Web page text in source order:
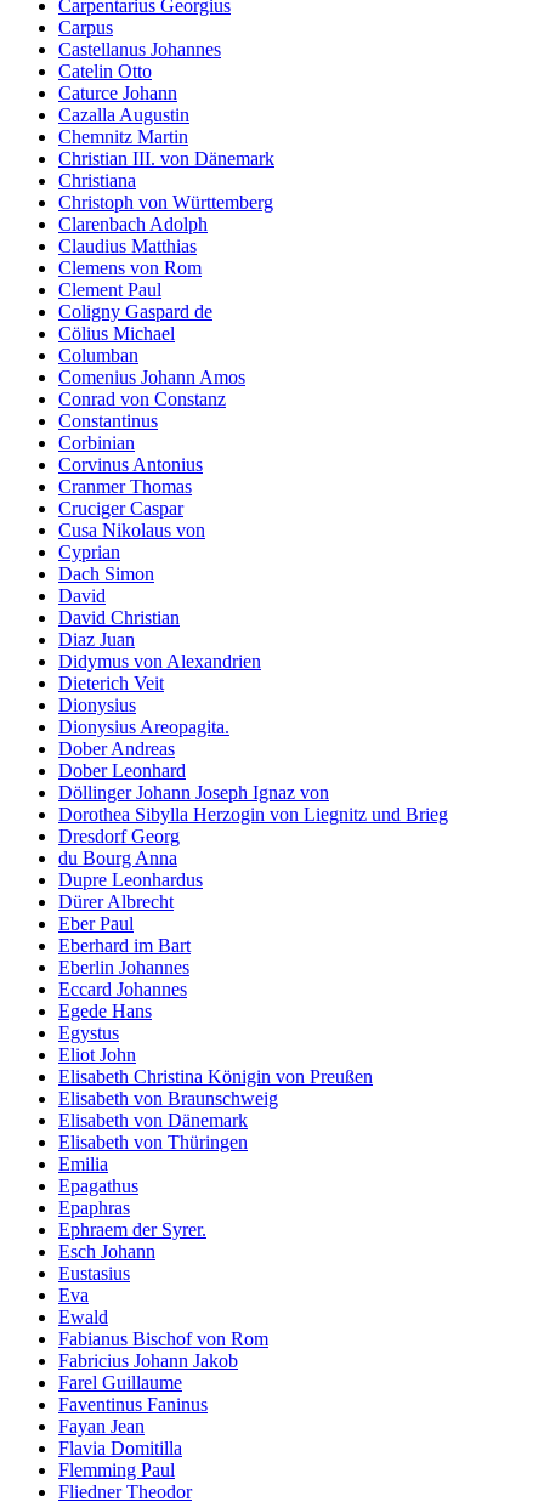
Carpentarius Georgius
Carpus
Castellanus Johannes
Catelin Otto
Caturce Johann
Cazalla Augustin
Chemnitz Martin
Christian III. von Dänemark
Christiana
Christoph von Württemberg
Clarenbach Adolph
Claudius Matthias
Clemens von Rom
Clement Paul
Coligny Gaspard de
Cölius Michael
Columban
Comenius Johann Amos
Conrad von Constanz
Constantinus
Corbinian
Corvinus Antonius
Cranmer Thomas
Cruciger Caspar
Cusa Nikolaus von
Cyprian
Dach Simon
David
David Christian
Diaz Juan
Didymus von Alexandrien
Dieterich Veit
Dionysius
Dionysius Areopagita.
Dober Andreas
Dober Leonhard
Döllinger Johann Joseph Ignaz von
Dorothea Sibylla Herzogin von Liegnitz und Brieg
Dresdorf Georg
du Bourg Anna
Dupre Leonhardus
Dürer Albrecht
Eber Paul
Eberhard im Bart
Eberlin Johannes
Eccard Johannes
Egede Hans
Egystus
Eliot John
Elisabeth Christina Königin von Preußen
Elisabeth von Braunschweig
Elisabeth von Dänemark
Elisabeth von Thüringen
Emilia
Epagathus
Epaphras
Ephraem der Syrer.
Esch Johann
Eustasius
Eva
Ewald
Fabianus Bischof von Rom
Fabricius Johann Jakob
Farel Guillaume
Faventinus Faninus
Fayan Jean
Flavia Domitilla
Flemming Paul
Fliedner Theodor